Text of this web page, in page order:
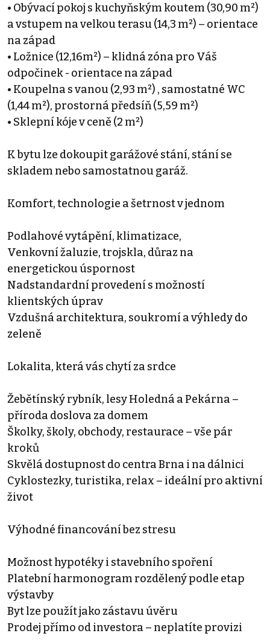
• Obývací pokoj s kuchyňským koutem (30,90 m²)
a vstupem na velkou terasu (14,3 m²) – orientace
na západ
• Ložnice (12,16m²) – klidná zóna pro Váš
odpočinek - orientace na západ
• Koupelna s vanou (2,93 m²) , samostatné WC
(1,44 m²), prostorná předsíň (5,59 m²)
• Sklepní kóje v ceně (2 m²)
K bytu lze dokoupit garážové stání, stání se
skladem nebo samostatnou garáž.
Komfort, technologie a šetrnost v jednom
Podlahové vytápění, klimatizace,
Venkovní žaluzie, trojskla, důraz na
energetickou úspornost
Nadstandardní provedení s možností
klientských úprav
Vzdušná architektura, soukromí a výhledy do
zeleně
Lokalita, která vás chytí za srdce
Žebětínský rybník, lesy Holedná a Pekárna –
příroda doslova za domem
Školky, školy, obchody, restaurace – vše pár
kroků
Skvělá dostupnost do centra Brna i na dálnici
Cyklostezky, turistika, relax – ideální pro aktivní
život
Výhodné financování bez stresu
Možnost hypotéky i stavebního spoření
Platební harmonogram rozdělený podle etap
výstavby
Byt lze použít jako zástavu úvěru
Prodej přímo od investora – neplatíte provizi